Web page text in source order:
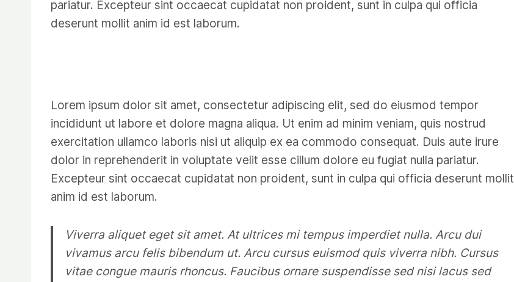
pariatur. Excepteur sint occaecat cupidatat non proident, sunt in culpa qui officia
deserunt mollit anim id est laborum.
Lorem ipsum dolor sit amet, consectetur adipiscing elit, sed do eiusmod tempor
incididunt ut labore et dolore magna aliqua. Ut enim ad minim veniam, quis nostrud
exercitation ullamco laboris nisi ut aliquip ex ea commodo consequat. Duis aute irure
dolor in reprehenderit in voluptate velit esse cillum dolore eu fugiat nulla pariatur.
Excepteur sint occaecat cupidatat non proident, sunt in culpa qui officia deserunt mollit
anim id est laborum.
Viverra aliquet eget sit amet. At ultrices mi tempus imperdiet nulla. Arcu dui
vivamus arcu felis bibendum ut. Arcu cursus euismod quis viverra nibh. Cursus
vitae congue mauris rhoncus. Faucibus ornare suspendisse sed nisi lacus sed